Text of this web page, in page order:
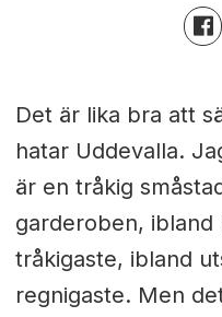
Det är lika bra att
hatar Uddevalla.
är en tråkig
garderoben, ibland
tråkigaste, ibland
regnigaste. Men